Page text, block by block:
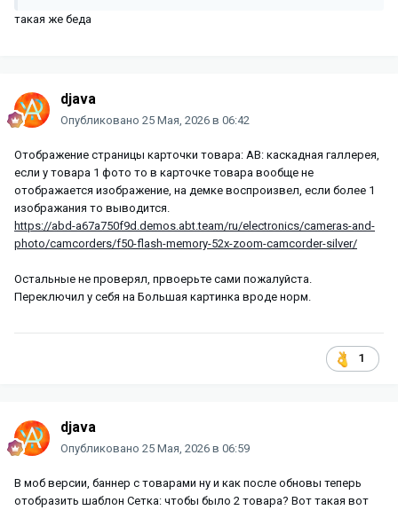
такая же беда
djava
Опубликовано 25 Мая, 2026 в 06:42
Отображение страницы карточки товара: АВ: каскадная галлерея,
если у товара 1 фото то в карточке товара вообще не
отображается изображение, на демке воспроизвел, если более 1
изображания то выводится.
https://abd-a67a750f9d.demos.abt.team/ru/electronics/cameras-and-
photo/camcorders/f50-flash-memory-52x-zoom-camcorder-silver/
Остальные не проверял, првоерьте сами пожалуйста.
Переключил у себя на Большая картинка вроде норм.
1
djava
Опубликовано 25 Мая, 2026 в 06:59
В моб версии, баннер с товарами ну и как после обновы теперь
отобразить шаблон Сетка: чтобы было 2 товара? Вот такая вот